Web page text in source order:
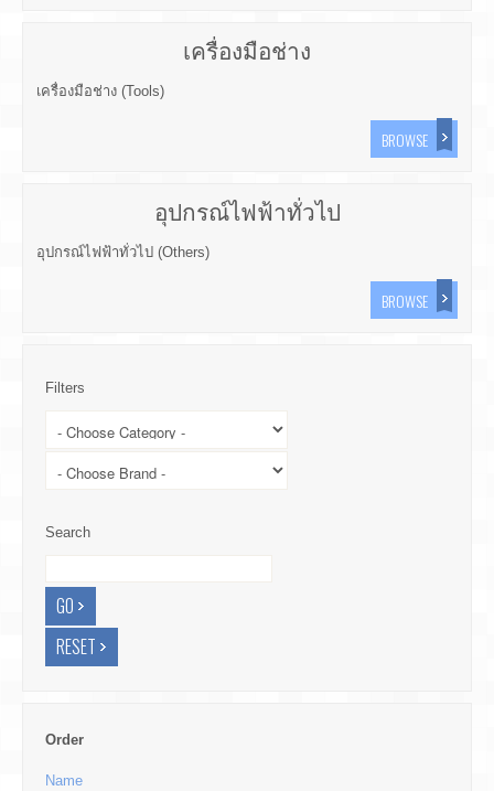
เครื่องมือช่าง
เครื่องมือช่าง (Tools)
BROWSE
อุปกรณ์ไฟฟ้าทั่วไป
อุปกรณ์ไฟฟ้าทั่วไป (Others)
BROWSE
Filters
Search
Order
Name